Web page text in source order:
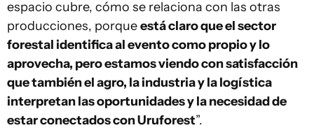
espacio cubre, cómo se relaciona con las otras
producciones, porqueestá claro que el sector
forestal identifica al evento como propio y lo
aprovecha, pero estamos viendo con satisfacción
que también el agro, la industria y la logística
interpretan las oportunidades y la necesidad de
estar conectados con Uruforest”.